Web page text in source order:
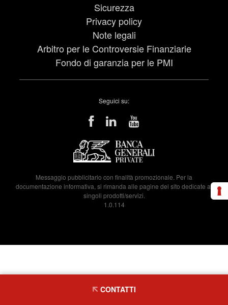
Sicurezza
Privacy policy
Note legali
Arbitro per le Controversie Finanziarie
Fondo di garanzia per le PMI
Seguici su:
Messaggio pubblicitario con finalità promozionale. Per la
documentazione informativa, si rimanda alle pagine del sito dedicate ai
singoli prodotti/servizi.
1.0.114
CONTATTI